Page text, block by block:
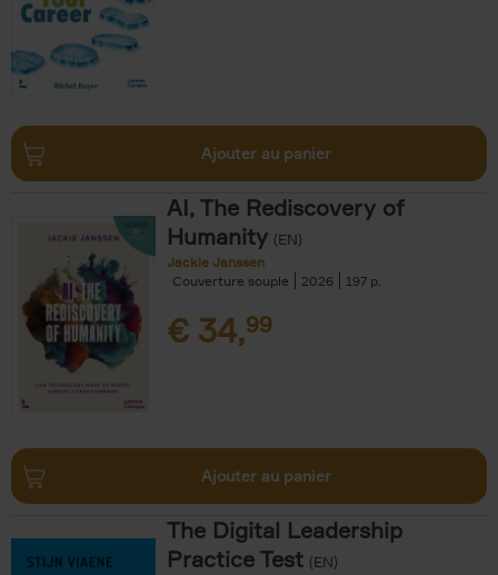
Ajouter au panier
AI, The Rediscovery of
Humanity (EN)
Jackie Janssen
Couverture souple
2026 197
€ 34,99
Ajouter au panier
The Digital Leadership
Practice Test (EN)